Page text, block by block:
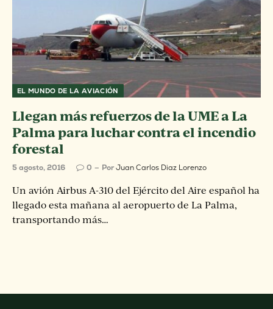
EL MUNDO DE LA AVIACIÓN
Llegan más refuerzos de la UME a La
Palma para luchar contra el incendio
forestal
5 agosto, 2016 0 PorJuan Carlos Diaz Lorenzo
Un avión Airbus A-310 del Ejército del Aire español ha
llegado esta mañana al aeropuerto de La Palma,
transportando más…